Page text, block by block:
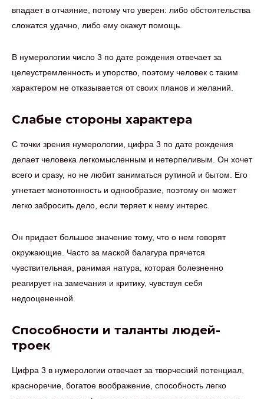
впадает в отчаяние, потому что уверен: либо обстоятельства
сложатся удачно, либо ему окажут помощь.
В нумерологии число 3 по дате рождения отвечает за
целеустремленность и упорство, поэтому человек с таким
характером не отказывается от своих планов и желаний.
Слабые стороны характера
С точки зрения нумерологии, цифра 3 по дате рождения
делает человека легкомысленным и нетерпеливым. Он хочет
всего и сразу, но не любит заниматься рутиной и бытом. Его
угнетает монотонность и однообразие, поэтому он может
легко забросить дело, если теряет к нему интерес.
Он придает большое значение тому, что о нем говорят
окружающие. Часто за маской балагура прячется
чувствительная, ранимая натура, которая болезненно
реагирует на замечания и критику, чувствуя себя
недооцененной.
Способности и таланты людей-
троек
Цифра 3 в нумерологии отвечает за творческий потенциал,
красноречие, богатое воображение, способность легко